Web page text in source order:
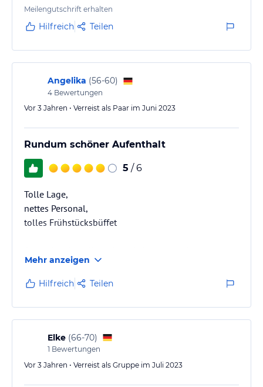
Meilengutschrift erhalten
Hilfreich Teilen
Angelika (56-60)
4 Bewertungen
Vor 3 Jahren • Verreist als Paar im Juni 2023
Rundum schöner Aufenthalt
5 / 6
Tolle Lage,
nettes Personal,
tolles Frühstücksbüffet
……………………………..
Mehr anzeigen
Hilfreich Teilen
Elke (66-70)
1 Bewertungen
Vor 3 Jahren • Verreist als Gruppe im Juli 2023